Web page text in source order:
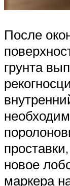
После
грунта
новое
маркера